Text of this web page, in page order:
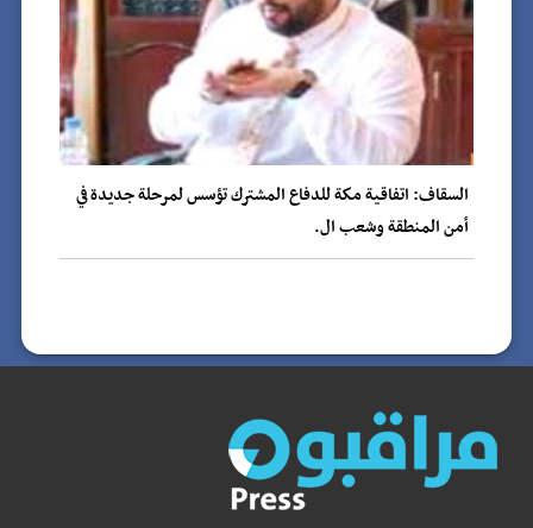
السقاف: اتفاقية مكة للدفاع المشترك تؤسس لمرحلة جديدة في
أمن المنطقة وشعب ال.